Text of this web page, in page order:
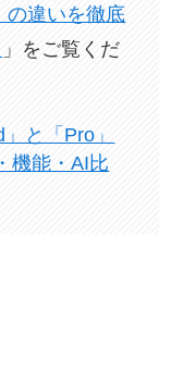
の違いを徹底
」をご覧くだ
と「Pro」
機能・AI比